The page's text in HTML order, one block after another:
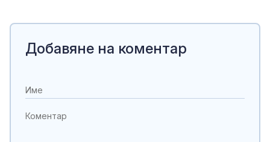
Добавяне на коментар